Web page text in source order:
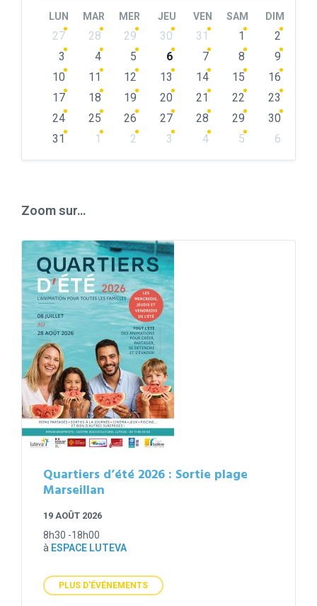
LUN MAR MER JEU VEN SAM DIM
Skip
calendar
27 28 29 30 31 1
2
3
4 5 6 7 8
9
10
11 12 13 14 15
16
17
18 19 20 21 22
23
24
25 26 27 28 29
30
31
1 2 3 4 5
6
Zoom sur…
Quartiers d’été 2026 : Sortie plage
Marseillan
19 AOÛT 2026
8h30 -18h00
à ESPACE LUTEVA
PLUS D'ÉVÉNEMENTS